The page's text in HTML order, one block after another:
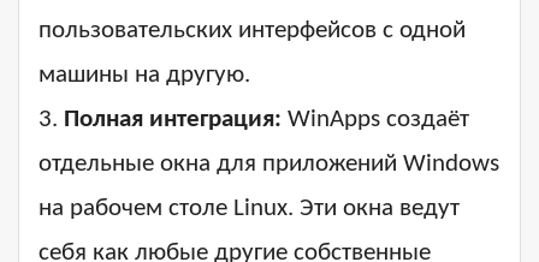
пользовательских интерфейсов с одной
машины на другую.
3. Полная интеграция: WinApps создаёт
отдельные окна для приложений Windows
на рабочем столе Linux. Эти окна ведут
себя как любые другие собственные